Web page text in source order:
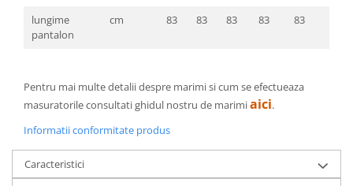
lungime
pantalon
cm 83 83 83 83 83
Pentru mai multe detalii despre marimi si cum se efectueaza
masuratorile consultati ghidul nostru de marimiaici.
Informatii conformitate produs
Caracteristici